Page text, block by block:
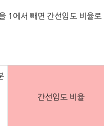
1에서 빼면 간선임도 비율로
간선임도 비율